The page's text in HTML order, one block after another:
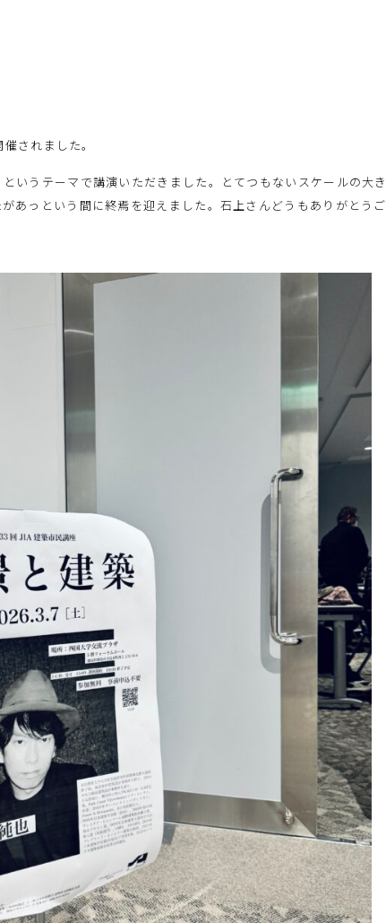
されました。
いうテーマで講演いただきました。とてつもないスケールの大き
あっという間に終焉を迎えました。石上さんどうもありがとうご